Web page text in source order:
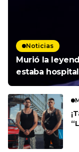
Noticias
Murió la
estaba